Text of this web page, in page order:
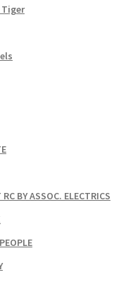
RC BY ASSOC. ELECTRICS